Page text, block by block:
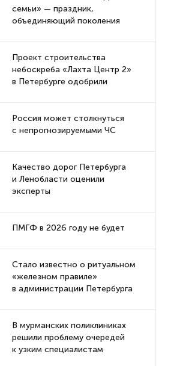
семьи» — праздник,
объединяющий поколения
Проект строительства
небоскреба «Лахта Центр 2»
в Петербурге одобрили
Россия может столкнуться
с непрогнозируемыми ЧС
Качество дорог Петербурга
и Ленобласти оценили
эксперты
ПМГФ в 2026 году не будет
Стало известно о ритуальном
«железном правиле»
в администрации Петербурга
В мурманских поликлиниках
решили проблему очередей
к узким специалистам